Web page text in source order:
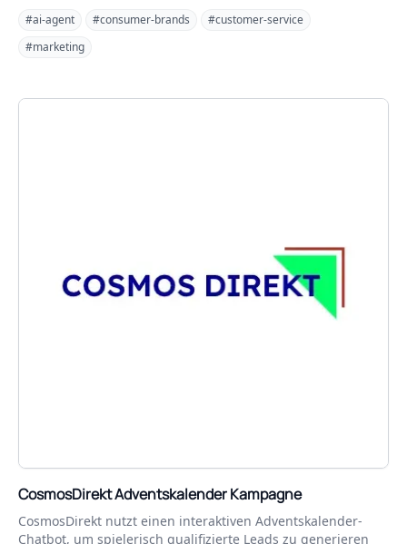
#ai-agent #consumer-brands
#customer-service
#marketing
CosmosDirekt Adventskalender Kampagne
CosmosDirekt nutzt einen interaktiven Adventskalender-
Chatbot, um spielerisch qualifizierte Leads zu generieren